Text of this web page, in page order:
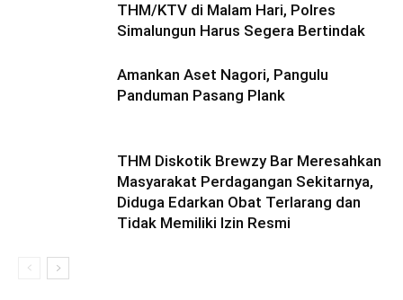
THM/KTV di Malam Hari, Polres
Simalungun Harus Segera Bertindak
Amankan Aset Nagori, Pangulu
Panduman Pasang Plank
THM Diskotik Brewzy Bar Meresahkan
Masyarakat Perdagangan Sekitarnya,
Diduga Edarkan Obat Terlarang dan
Tidak Memiliki Izin Resmi